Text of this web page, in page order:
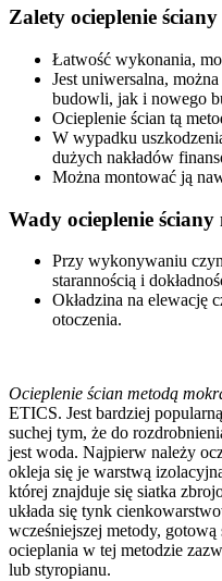
Zalety ocieplenie
Łatwość wykonania,
Jest uniwersalna,
budowli, jak i nowego
Ocieplenie ścian tą
W wypadku
dużych nakładów
Można montować ją
Wady ocieplenie ściany
Przy wykonywaniu
starannością i
Okładzina na elewację
otoczenia.
Ocieplenie ścian metodą
ETICS. Jest bardziej
suchej tym, że do
jest woda. Najpierw należy
okleja się je warstwą
której znajduje się siatka
układa się tynk
wcześniejszej metody,
ocieplania w tej metodzie
lub styropianu.